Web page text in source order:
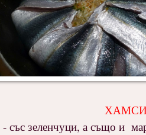
със зеленчуци, а също и